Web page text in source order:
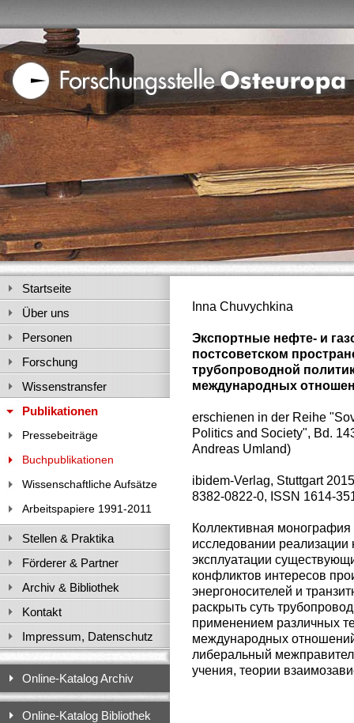
Inna Chuvychkina
Экспортные нефте- и
постсоветском
трубопроводной
международных
erschienen in der Reihe
Politics and Society", Bd.
Andreas Umland)
ibidem-Verlag, Stuttgart
8382-0822-0, ISSN 1614-
Коллективная
исследовании
эксплуатации
конфликтов интересов
энергоносителей и
раскрыть суть
применением различных
международных
либеральный
учения, теории
Startseite
Über uns
Personen
Forschung
Wissenstransfer
Publikationen
Pressebeiträge
Buchpublikationen
Wissenschaftliche Aufsätze
Arbeitspapiere 1991-2011
Stellen & Praktika
Förderer & Partner
Archiv & Bibliothek
Kontakt
Impressum, Datenschutz
Online-Katalog Archiv
Online-Katalog Bibliothek